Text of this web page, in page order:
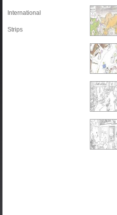
International
Strips